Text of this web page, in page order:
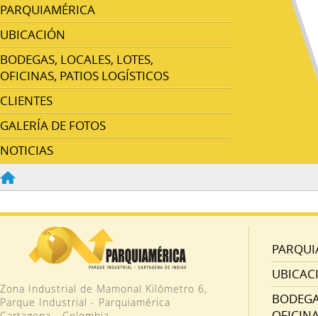
PARQUIAMÉRICA
UBICACIÓN
BODEGAS, LOCALES, LOTES,
OFICINAS, PATIOS LOGÍSTICOS
CLIENTES
GALERÍA DE FOTOS
NOTICIAS
Zona Industrial de Mamonal Kilómetro 6,
Parque Industrial - Parquiamérica